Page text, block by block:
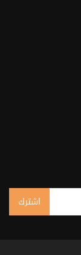
اشترك